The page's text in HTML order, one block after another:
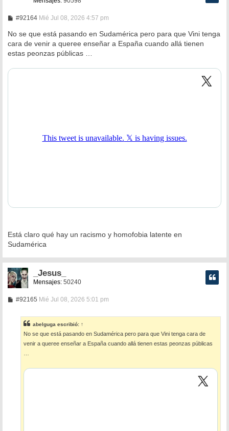
#92164M
n
s
a
j
Mié Jul 08, 2026 4:57 pm
No se que está pasando en Sudamérica pero para que Vini tenga
cara de venir a queree enseñar a España cuando allá tienen
estas peonzas públicas …
Está claro qué hay un racismo y homofobia latente en
Sudamérica
_Jesus_
Mensajes: 50240
#92165M
a
j
e
Mié Jul 08, 2026 5:01 pm
abelguga escribió: ↑
No se que está pasando en Sudamérica pero para que Vini tenga cara de
venir a queree enseñar a España cuando allá tienen estas peonzas públicas